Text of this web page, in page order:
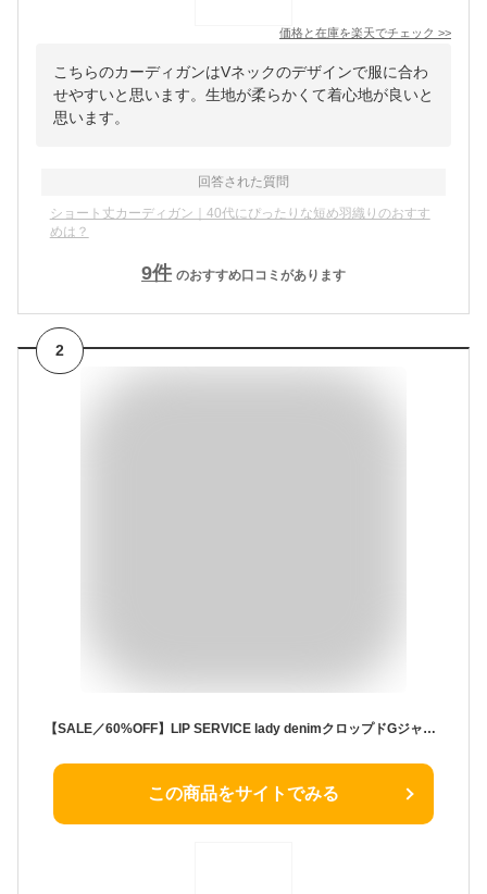
価格と在庫を楽天でチェック >>
こちらのカーディガンはVネックのデザインで服に合わ
せやすいと思います。生地が柔らかくて着心地が良いと
思います。
回答された質問
ショート丈カーディガン｜40代にぴったりな短め羽織りのおすす
めは？
9件 のおすすめ口コミがあります
2
【SALE／60%OFF】LIP SERVICE lady denimクロップドGジャン リップサービス ジャケット・アウター デニムジャケット グレー ブルー ホワイト【送料無料】
この商品をサイトでみる